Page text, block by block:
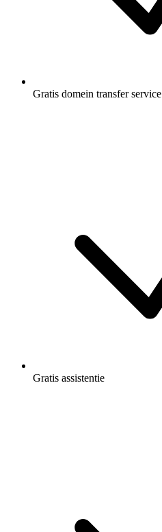
Gratis domein transfer service
Gratis assistentie